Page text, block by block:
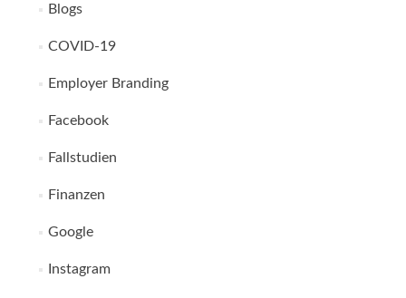
Blogs
COVID-19
Employer Branding
Facebook
Fallstudien
Finanzen
Google
Instagram